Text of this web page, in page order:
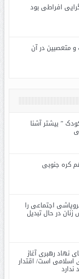
افراطی بود
متعصبین در آن
” بیشتر آشنا
کره جنوبی
اجتماعی را
در حال تبدیل
نهاد رهبری آغاز
است/ اقتدار
ندارد